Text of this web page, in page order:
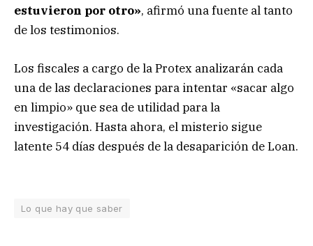
estuvieron por otro», afirmó una fuente al tanto
de los testimonios.
Los fiscales a cargo de la Protex analizarán cada
una de las declaraciones para intentar «sacar algo
en limpio» que sea de utilidad para la
investigación. Hasta ahora, el misterio sigue
latente 54 días después de la desaparición de Loan.
Lo que hay que saber